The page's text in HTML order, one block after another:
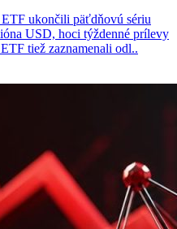
ukončili päťdňovú sériu
USD, hoci týždenné prílevy
tiež zaznamenali odl..